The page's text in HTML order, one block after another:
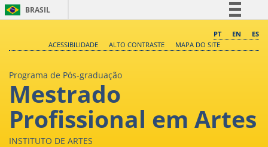
BRASIL
Comunica BR
Canais
PT EN
ES
ACESSIBILIDADE
ALTO CONTRASTE MAPA DO SITE
Programa de Pós-graduação
Mestrado
Profissional em Artes
INSTITUTO DE ARTES